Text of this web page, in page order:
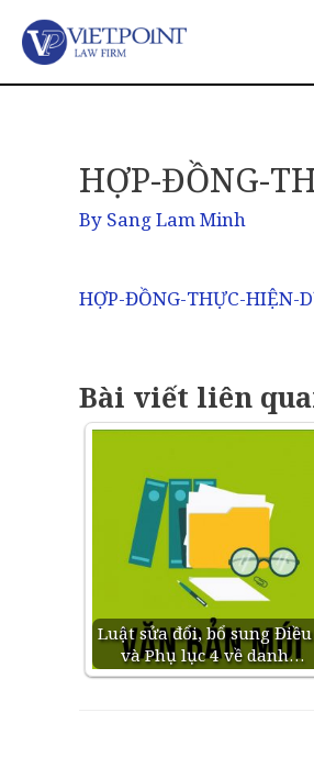
HỢP-ĐỒNG-
By Sang Lam Minh
HỢP-ĐỒNG-THỰC-HIỆN-
Bài viết liên
Luật sửa đổi, bổ sung
và Phụ lục 4 về danh…